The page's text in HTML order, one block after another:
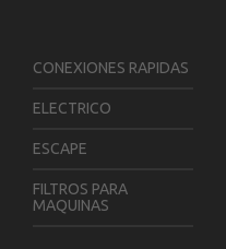
CONEXIONES RAPIDAS
ELECTRICO
ESCAPE
FILTROS PARA
MAQUINAS